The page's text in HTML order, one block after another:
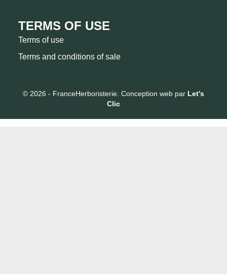
TERMS OF USE
Terms of use
Terms and conditions of sale
© 2026 - FranceHerboristerie. Conception web par Let's
Clic